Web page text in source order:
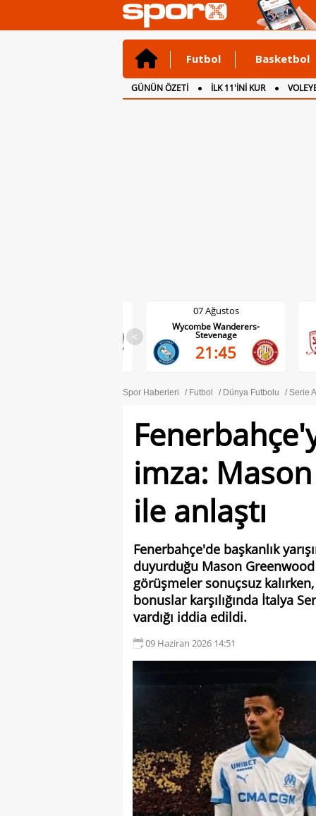
Futbol Basketbol
GÜNÜN ÖZETİ İLK 11'İNİ KUR
CANLI ANLATIM
İNGİLTERE
<
07 Ağustos
Wycombe Wanderers-
Stevenage
21:45
Spor Haberleri Futbol Dünya Futbolu Serie A
imza:
ile anlaştı
Fenerbahçe'de başkanlık
duyurduğu Mason
görüşmeler sonuçsuz
bonuslar karşılığında İtalya
vardığı iddia edildi.
09 Haziran 2026 14:51